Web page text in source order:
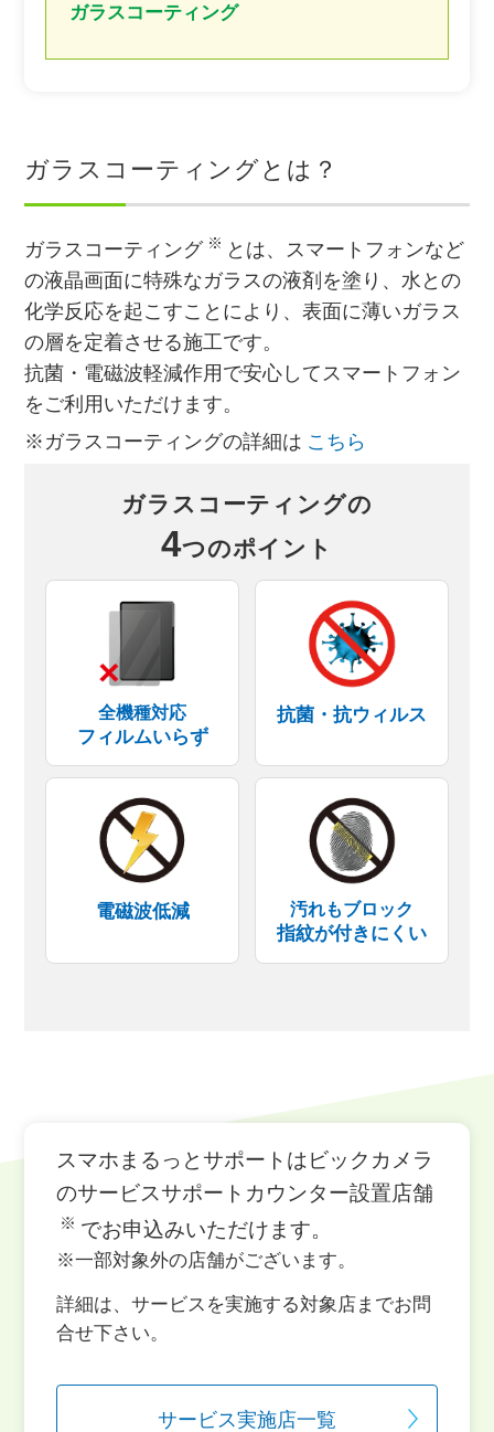
ガラスコーティング
ガラスコーティングとは？
ガラスコーティング ※ とは、スマートフォンなど
の液晶画面に特殊なガラスの液剤を塗り、水との
化学反応を起こすことにより、表面に薄いガラス
の層を定着させる施工です。
抗菌・電磁波軽減作用で安心してスマートフォン
をご利用いただけます。
※ガラスコーティングの詳細は こちら
ガラスコーティングの
4つのポイント
全機種対応
フィルムいらず
抗菌・抗ウィルス
電磁波低減 汚れもブロック
指紋が付きにくい
スマホまるっとサポートはビックカメラ
のサービスサポートカウンター設置店舗
※ でお申込みいただけます。
※一部対象外の店舗がございます。
詳細は、サービスを実施する対象店までお問
合せ下さい。
サービス実施店一覧